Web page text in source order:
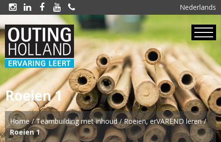
Nederlands
    
Roeien 1
Home/Teambuilding met inhoud/Roeien, erVAREND leren/
Roeien 1